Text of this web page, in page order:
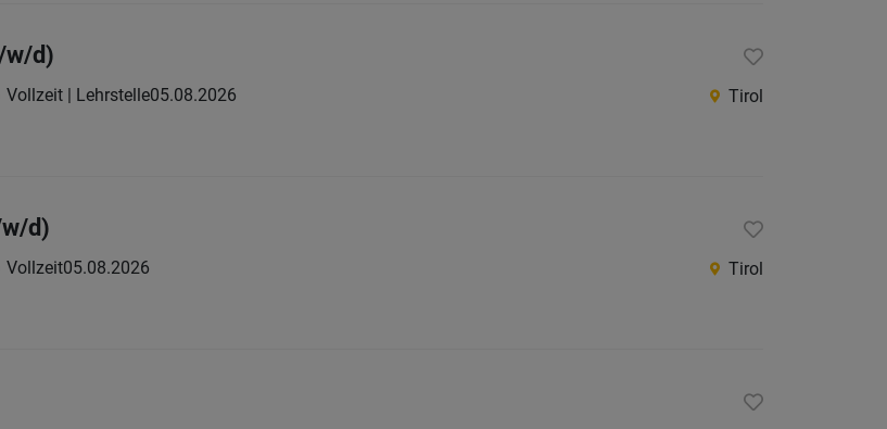
w/d)
Vollzeit | Lehrstelle05.08.2026 Tirol
d)
Vollzeit05.08.2026 Tirol